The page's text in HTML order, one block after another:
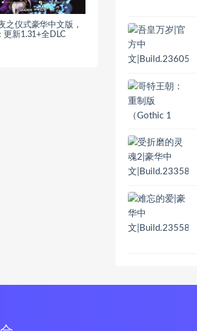
之仪式豪华中文版，
更新1.31+全DLC